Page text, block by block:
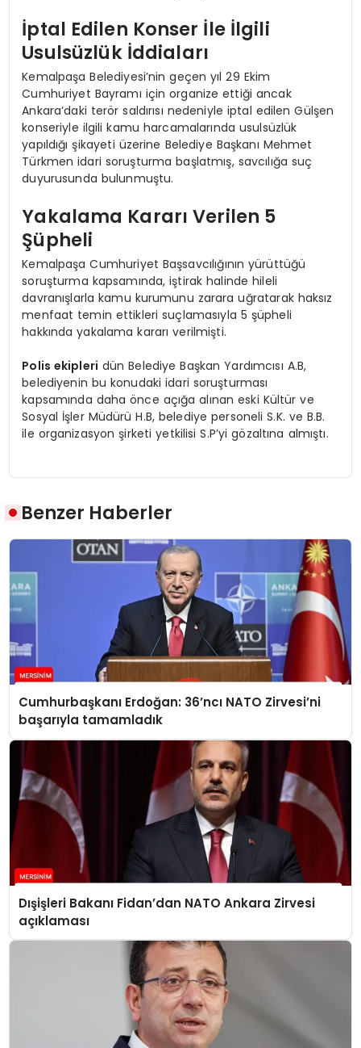
İptal Edilen Konser İle İlgili
Usulsüzlük İddiaları
Kemalpaşa Belediyesi’nin geçen yıl 29 Ekim
Cumhuriyet Bayramı için organize ettiği ancak
Ankara’daki terör saldırısı nedeniyle iptal edilen Gülşen
konseriyle ilgili kamu harcamalarında usulsüzlük
yapıldığı şikayeti üzerine Belediye Başkanı Mehmet
Türkmen idari soruşturma başlatmış, savcılığa suç
duyurusunda bulunmuştu.
Yakalama Kararı Verilen 5
Şüpheli
Kemalpaşa Cumhuriyet Başsavcılığının yürüttüğü
soruşturma kapsamında, iştirak halinde hileli
davranışlarla kamu kurumunu zarara uğratarak haksız
menfaat temin ettikleri suçlamasıyla 5 şüpheli
hakkında yakalama kararı verilmişti.
Polis ekipleri dün Belediye Başkan Yardımcısı A.B,
belediyenin bu konudaki idari soruşturması
kapsamında daha önce açığa alınan eski Kültür ve
Sosyal İşler Müdürü H.B, belediye personeli S.K. ve B.B.
ile organizasyon şirketi yetkilisi S.P’yi gözaltına almıştı.
Benzer Haberler
Cumhurbaşkanı Erdoğan: 36’ncı NATO Zirvesi’ni
başarıyla tamamladık
Dışişleri Bakanı Fidan’dan NATO Ankara Zirvesi
açıklaması